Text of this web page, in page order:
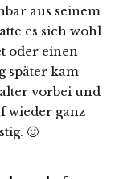
aus seinem
es sich wohl
oder einen
später kam
vorbei und
wieder ganz
🙂